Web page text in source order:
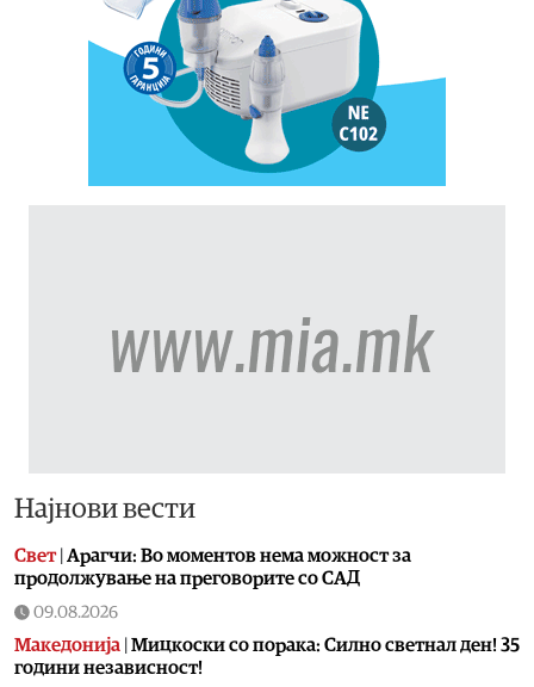
Најнови вести
Свет| Арагчи: Во моментов нема можност за
продолжување на преговорите со САД
09.08.2026
Македонија Мицкоски со порака: Силно светнал ден! 35
години независност!